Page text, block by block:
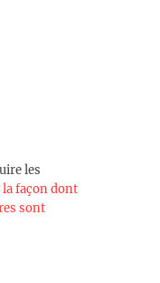
les
façon dont
sont